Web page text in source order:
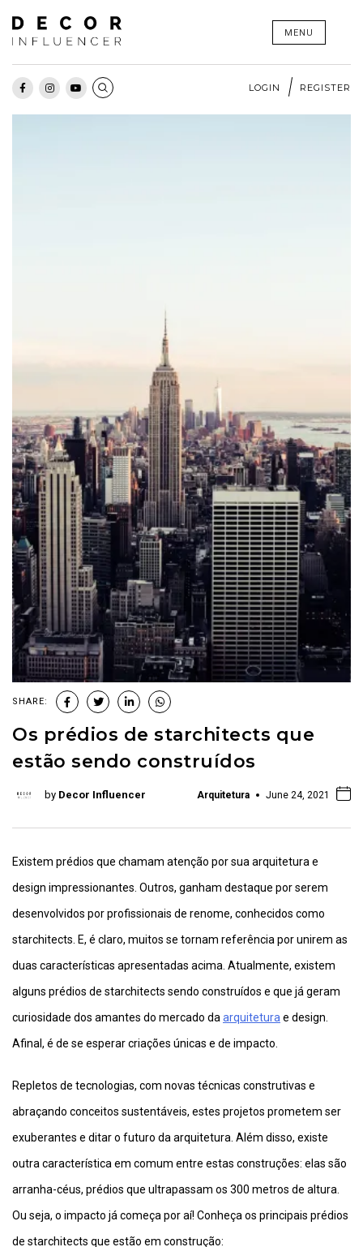
Skip
content
MENU
LOGIN REGISTER
SHARE:
Os prédios de starchitects que
estão sendo construídos
by Decor Influencer Arquitetura June 24, 2021
Existem prédios que chamam atenção por sua arquitetura e
design impressionantes. Outros, ganham destaque por serem
desenvolvidos por profissionais de renome, conhecidos como
starchitects. E, é claro, muitos se tornam referência por unirem as
duas características apresentadas acima. Atualmente, existem
alguns prédios de starchitects sendo construídos e que já geram
curiosidade dos amantes do mercado da arquitetura e design.
Afinal, é de se esperar criações únicas e de impacto.
Repletos de tecnologias, com novas técnicas construtivas e
abraçando conceitos sustentáveis, estes projetos prometem ser
exuberantes e ditar o futuro da arquitetura. Além disso, existe
outra característica em comum entre estas construções: elas são
arranha-céus, prédios que ultrapassam os 300 metros de altura.
Ou seja, o impacto já começa por aí! Conheça os principais prédios
de starchitects que estão em construção: